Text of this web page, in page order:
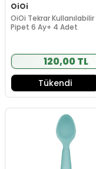
OiOi
OiOi Tekrar Kullanılabilir
Pipet 6 Ay+ 4 Adet
120,00 TL
Tükendi